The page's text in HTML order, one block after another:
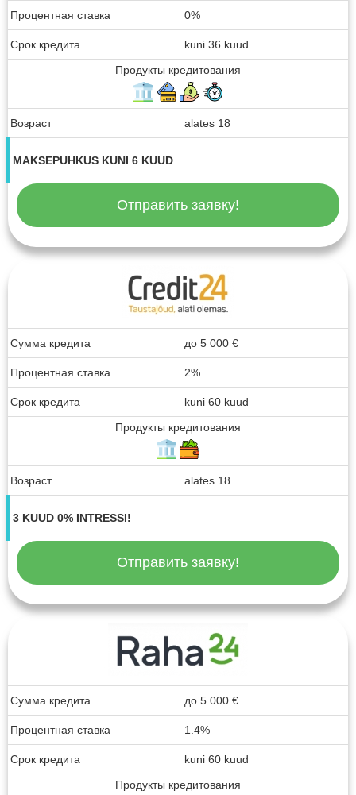
Процентная ставка 0%
Срок кредита
kuni 36 kuud
Продукты кредитования
Возраст alates 18
MAKSEPUHKUS KUNI 6 KUUD
Отправить заявку!
Сумма кредита до 5 000 €
Процентная ставка 2%
Срок кредита
kuni 60 kuud
Продукты кредитования
Возраст alates 18
3 KUUD 0% INTRESSI!
Отправить заявку!
Сумма кредита до 5 000 €
Процентная ставка 1.4%
Срок кредита
kuni 60 kuud
Продукты кредитования